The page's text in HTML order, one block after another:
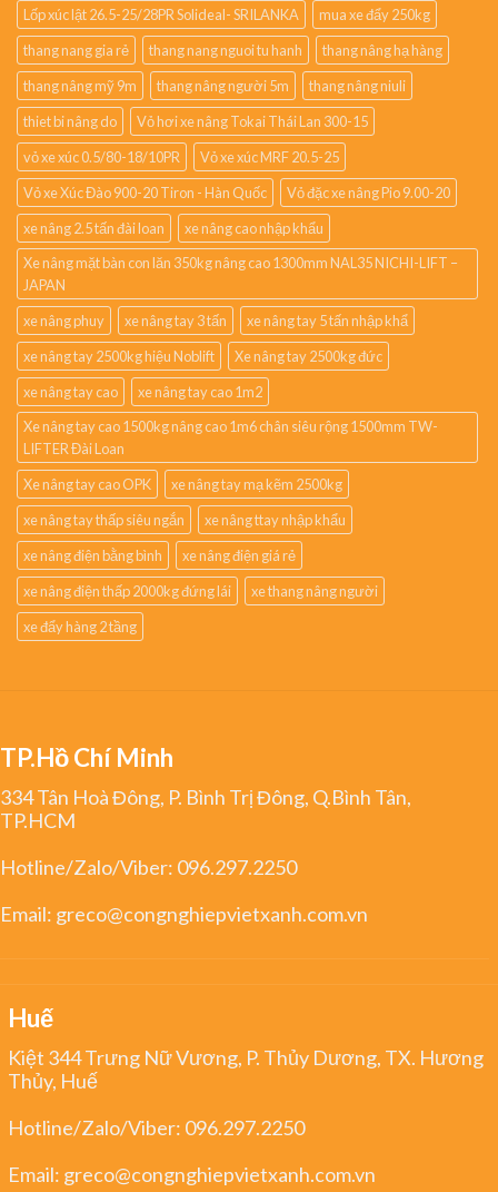
Lốp xúc lật 26.5-25/28PR Solideal- SRILANKA
mua xe đẩy 250kg
thang nang gia rẻ
thang nang nguoi tu hanh
thang nâng hạ hàng
thang nâng mỹ 9m
thang nâng người 5m
thang nâng niuli
thiet bi nâng do
Vỏ hơi xe nâng Tokai Thái Lan 300-15
vỏ xe xúc 0.5/80-18/10PR
Vỏ xe xúc MRF 20.5-25
Vỏ xe Xúc Đào 900-20 Tiron - Hàn Quốc
Vỏ đặc xe nâng Pio 9.00-20
xe nâng 2.5 tấn đài loan
xe nâng cao nhập khẩu
Xe nâng mặt bàn con lăn 350kg nâng cao 1300mm NAL35 NICHI-LIFT –
JAPAN
xe nâng phuy
xe nâng tay 3 tấn
xe nâng tay 5 tấn nhập khẩ
xe nâng tay 2500kg hiệu Noblift
Xe nâng tay 2500kg đức
xe nâng tay cao
xe nâng tay cao 1m2
Xe nâng tay cao 1500kg nâng cao 1m6 chân siêu rộng 1500mm TW-
LIFTER Đài Loan
Xe nâng tay cao OPK
xe nâng tay mạ kẽm 2500kg
xe nâng tay thấp siêu ngắn
xe nâng ttay nhập khẩu
xe nâng điện bằng bình
xe nâng điện giá rẻ
xe nâng điện thấp 2000kg đứng lái
xe thang nâng người
xe đẩy hàng 2 tầng
TP.Hồ Chí Minh
334 Tân Hoà Đông, P. Bình Trị Đông, Q.Bình Tân,
TP.HCM
Hotline/Zalo/Viber: 096.297.2250
Email: greco@congnghiepvietxanh.com.vn
Huế
Kiệt 344 Trưng Nữ Vương, P. Thủy Dương, TX. Hương
Thủy, Huế
Hotline/Zalo/Viber: 096.297.2250
Email: greco@congnghiepvietxanh.com.vn